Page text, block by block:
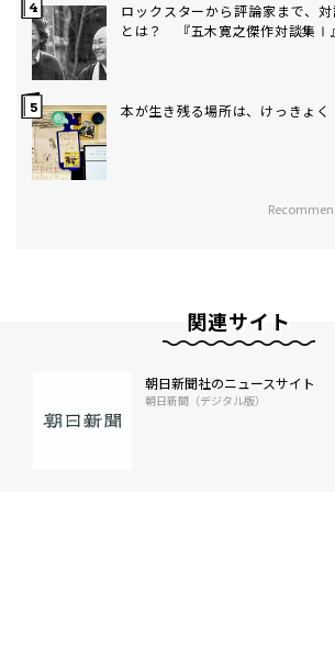
ロックスターから評論家まで、対
とは？ 『五木寛之傑作対談集Ⅰ』
本が生き残る場所は、けっきょ
関連サイト
朝日新聞社のニュースサイト
朝日新聞（デジタル版）